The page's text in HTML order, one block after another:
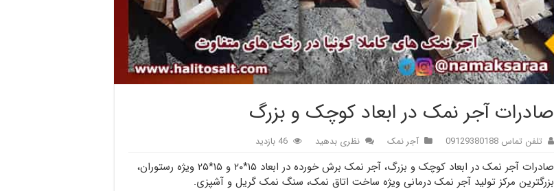
صادرات آجر نمک در ابعاد کوچک و بزرگ
تلفن تماس 09129380188 آجر نمک نظری بدهید 46 بازدید
صادرات آجر نمک در ابعاد کوچک و بزرگ، آجر نمک برش خورده در ابعاد ۱۵*۲۰ و ۱۵*۲۵ ویژه رستوران،
بزرگترین مرکز تولید آجر نمک درمانی ویژه ساخت اتاق نمک، سنگ نمک گریل و آشپزی.